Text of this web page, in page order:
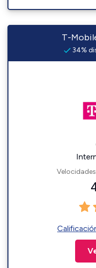
T-
34%